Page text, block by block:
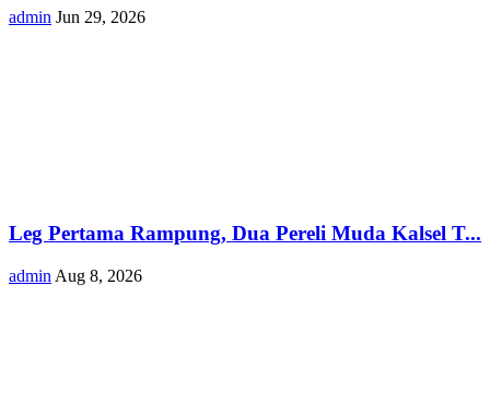
admin Jun 29, 2026
Leg Pertama Rampung, Dua Pereli Muda Kalsel T...
admin Aug 8, 2026